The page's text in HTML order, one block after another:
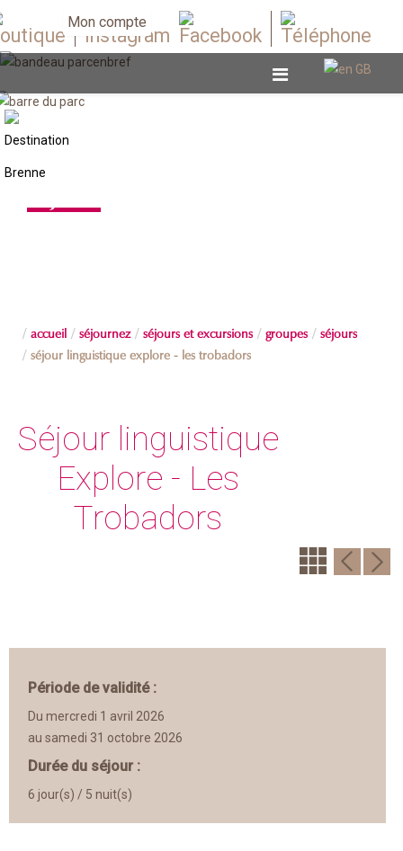
Mon compte
accueil séjournez séjours et excursions groupes séjours
séjour linguistique explore - les trobadors
Séjour linguistique
Explore - Les
Trobadors
Période de validité :
Du mercredi 1 avril 2026
au samedi 31 octobre 2026
Durée du séjour :
6 jour(s) / 5 nuit(s)